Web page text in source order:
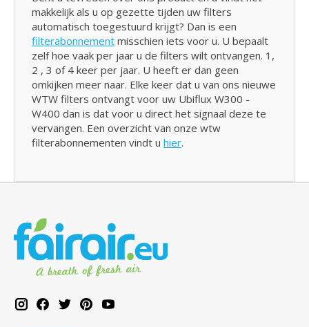
makkelijk als u op gezette tijden uw filters
automatisch toegestuurd krijgt? Dan is een
filterabonnement misschien iets voor u. U bepaalt
zelf hoe vaak per jaar u de filters wilt ontvangen. 1,
2 , 3 of 4 keer per jaar. U heeft er dan geen
omkijken meer naar. Elke keer dat u van ons nieuwe
WTW filters ontvangt voor uw Ubiflux W300 -
W400 dan is dat voor u direct het signaal deze te
vervangen. Een overzicht van onze wtw
filterabonnementen vindt u hier.